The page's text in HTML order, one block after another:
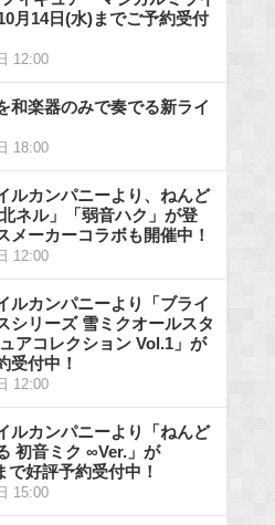
月14日(水)までご予約受付
12:00
和楽器のみで奏でる新ライ
18:00
ルカンパニーより、ねんど
ネル」「弱音ハク」が登
メーカーコラボも開催中！
12:00
ルカンパニーより「ブライ
シリーズ 雪ミクオールスタ
アコレクション Vol.1」が
受付中！
12:00
ルカンパニーより「ねんど
初音ミク ∞Ver.」が
で好評予約受付中！
15:00